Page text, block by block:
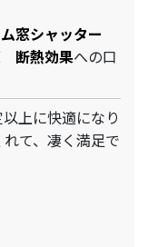
窓シャッター
断熱効果への口
上に快適になり
て、凄く満足で